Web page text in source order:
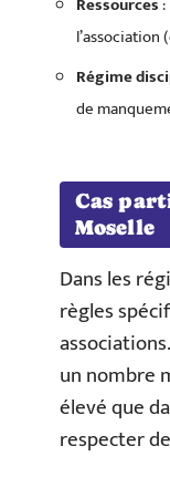
Régime
de
Cas
Moselle
Dans les
règles
un nombre
élevé que
respecter